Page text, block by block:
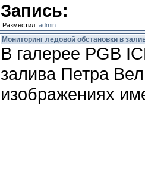
Запись:
Разместил: admin
Мониторинг ледовой обстановки в
В галерее PGB
залива Петра
изображениях